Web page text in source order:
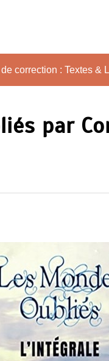
correction : Textes &
par